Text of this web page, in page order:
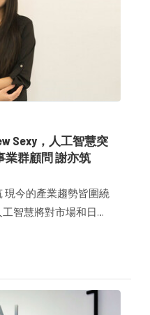
Sexy，人工智慧突
業群顧問 謝亦筑
現今的產業趨勢皆圍繞
智慧將對市場和日常